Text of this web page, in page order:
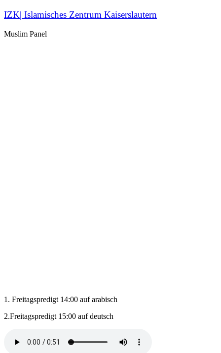
IZK| Islamisches Zentrum Kaiserslautern
Muslim Panel
1. Freitagspredigt 14:00 auf arabisch
2.Freitagspredigt 15:00 auf deutsch